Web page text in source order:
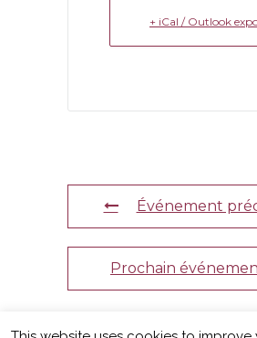
+ iCal / Outlook
Événement
Prochain